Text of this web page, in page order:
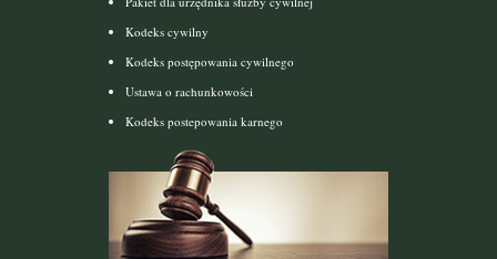
Kodeks cywilny
Kodeks postępowania cywilnego
Ustawa o rachunkowości
Kodeks postepowania karnego